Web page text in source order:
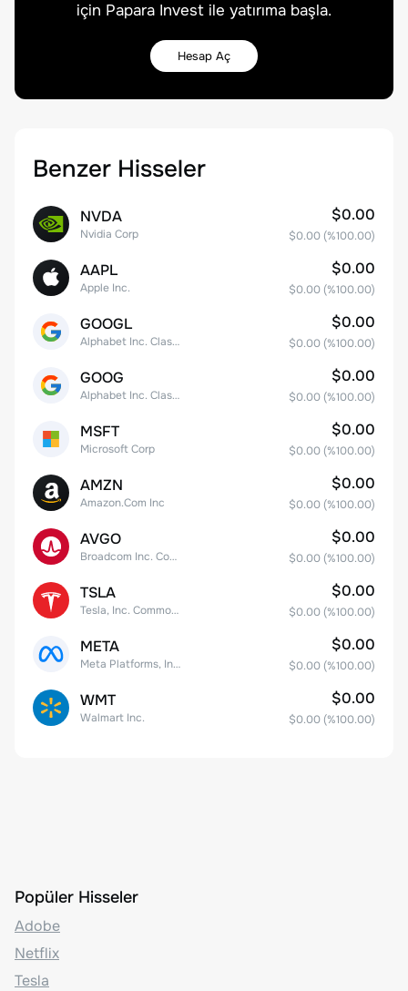
için Papara Invest ile yatırıma başla.
Hesap Aç
Benzer Hisseler
NVDA
Nvidia Corp
$0.00
$0.00 (%100.00)
AAPL
Apple Inc.
$0.00
$0.00 (%100.00)
GOOGL
Alphabet Inc. Class A Common Stock
$0.00
$0.00 (%100.00)
GOOG
Alphabet Inc. Class C Capital Stock
$0.00
$0.00 (%100.00)
MSFT
Microsoft Corp
$0.00
$0.00 (%100.00)
AMZN
Amazon.Com Inc
$0.00
$0.00 (%100.00)
AVGO
Broadcom Inc. Common Stock
$0.00
$0.00 (%100.00)
TSLA
Tesla, Inc. Common Stock
$0.00
$0.00 (%100.00)
META
Meta Platforms, Inc. Class A Common Stock
$0.00
$0.00 (%100.00)
WMT
Walmart Inc.
$0.00
$0.00 (%100.00)
Popüler Hisseler
Adobe
Netflix
Tesla